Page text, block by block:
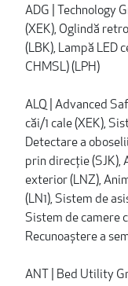
ADG | Technology
(XEK), Oglindă
(LBK), Lampă LED
CHMSL) (LPH)
ALQ | Advanced
căi/1 cale (XEK),
Detectare a
prin direcție (SJK),
exterior (LNZ),
(LN1), Sistem de
Sistem de camere
Recunoaștere a
ANT | Bed Utility